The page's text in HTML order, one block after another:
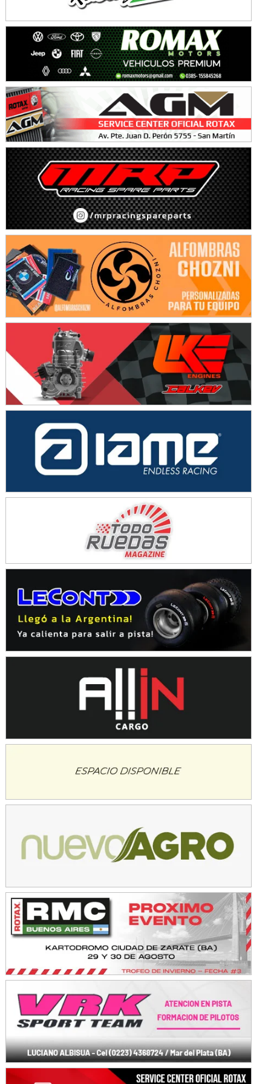
Ciudad de Trenque Lauquen (Asfalto)
Trenque Lauquen (Buenos Aires)
ENTRERRIANO - F6 (POSTERGADA)
Parque de la Velocidad (Asfalto)
Villaguay (Entre Ríos)
VICTORIENSE - F7
El Cerro (Tierra)
Victoria (Entre Ríos)
PATAGONICO - F6
Moto Club Reginense (Tierra)
Gral. E. Godoy (Río Negro)
CSK - F7
Juventud Unida (Tierra)
Humboldt (Santa Fe)
NORESTE SANTAFESINO - F6
Ciudad de Avellaneda (Asfalto)
Avellaneda (Santa Fe)
SUR SANTAFESINO - F4
José Samuel Sánchez (Tierra)
Rufino (Santa Fe)
TUCUMANO - F5
Juan Navarro (Asfalto)
El Timbó (Tucumán)